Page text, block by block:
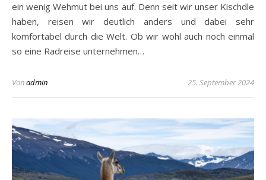
ein wenig Wehmut bei uns auf. Denn seit wir unser Kischdle
haben, reisen wir deutlich anders und dabei sehr
komfortabel durch die Welt. Ob wir wohl auch noch einmal
so eine Radreise unternehmen…
Vonadmin 25. September 2024